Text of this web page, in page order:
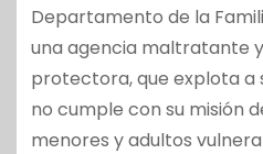
Departamento de la
una agencia maltratante
protectora, que explota a
no cumple con su misión
menores y adultos